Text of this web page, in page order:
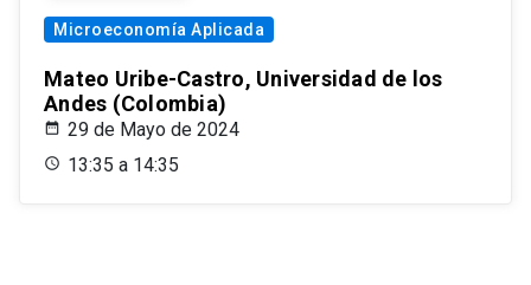
Microeconomía Aplicada
Mateo Uribe-Castro, Universidad de los
Andes (Colombia)
29 de Mayo de 2024
13:35 a 14:35